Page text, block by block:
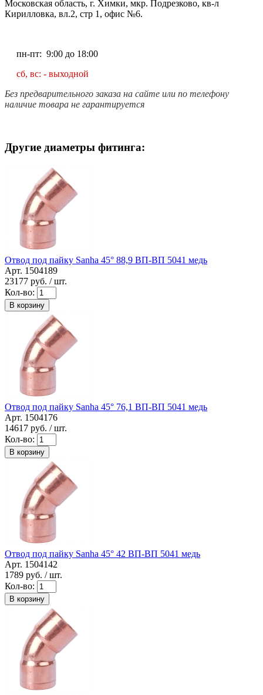
Московская область, г. Химки, мкр. Подрезково, кв-л
Кирилловка, вл.2, стр 1, офис №6.
пн-пт: 9:00 до 18:00
сб, вс: - выходной
Без предварительного заказа на сайте или по телефону
наличие товара не гарантируется
Другие диаметры фитинга:
Отвод под пайку Sanha 45° 88,9 ВП-ВП 5041 медь
Арт. 1504189
23177 руб. / шт.
Кол-во:
В корзину
Отвод под пайку Sanha 45° 76,1 ВП-ВП 5041 медь
Арт. 1504176
14617 руб. / шт.
Кол-во:
В корзину
Отвод под пайку Sanha 45° 42 ВП-ВП 5041 медь
Арт. 1504142
1789 руб. / шт.
Кол-во:
В корзину